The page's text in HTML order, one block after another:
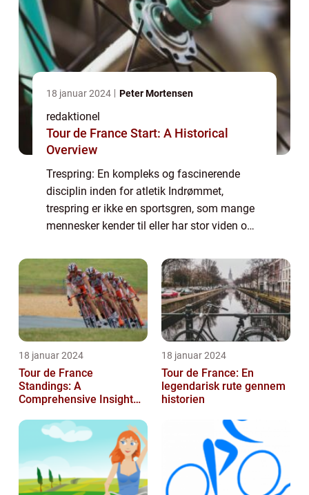
18 januar 2024 Peter Mortensen
redaktionel
Tour de France Start: A Historical
Overview
Trespring: En kompleks og fascinerende
disciplin inden for atletik Indrømmet,
trespring er ikke en sportsgren, som mange
mennesker kender til eller har stor viden om.
denne imponerende disciplin inden for atle...
18 januar 2024
Tour de France
Standings: A
Comprehensive Insight
Race
18 januar 2024
Tour de France: En
legendarisk rute gennem
historien